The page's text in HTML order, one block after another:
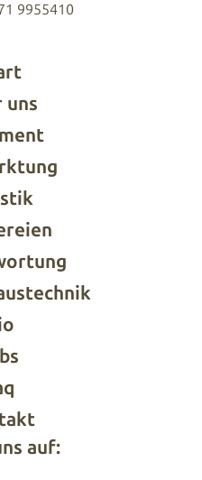
9955410
uns
auf: